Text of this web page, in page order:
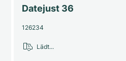
Datejust 36
126234
Lädt...